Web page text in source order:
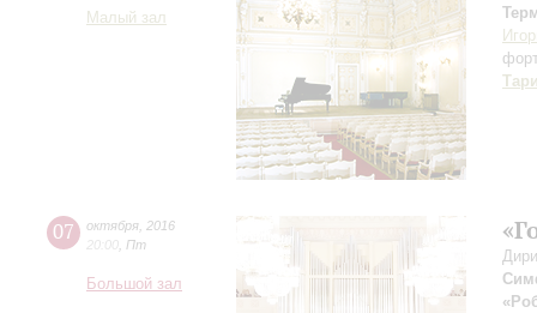
Малый зал
07 октября 2016
20:00 Пт
Большой зал